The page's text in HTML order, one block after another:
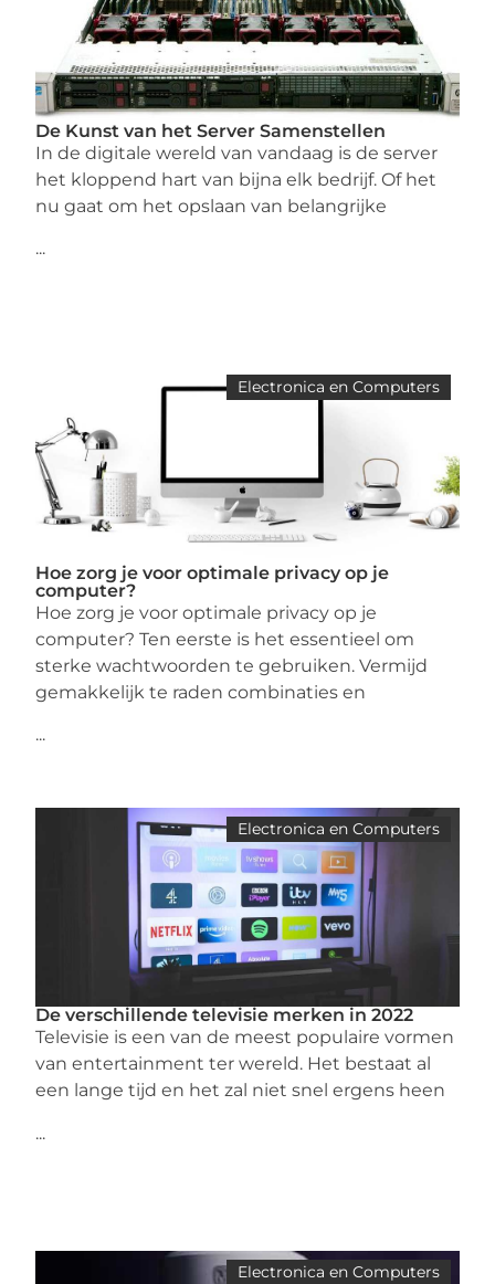
De Kunst van het Server Samenstellen
In de digitale wereld van vandaag is de server
het kloppend hart van bijna elk bedrijf. Of het
nu gaat om het opslaan van belangrijke
...
Electronica en Computers
Hoe zorg je voor optimale privacy op je
computer?
Hoe zorg je voor optimale privacy op je
computer? Ten eerste is het essentieel om
sterke wachtwoorden te gebruiken. Vermijd
gemakkelijk te raden combinaties en
...
Electronica en Computers
De verschillende televisie merken in 2022
Televisie is een van de meest populaire vormen
van entertainment ter wereld. Het bestaat al
een lange tijd en het zal niet snel ergens heen
...
Electronica en Computers